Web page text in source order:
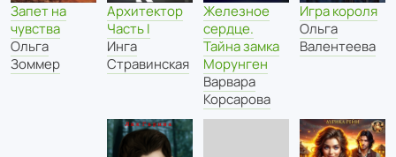
Запет на
чувства
Ольга
Зоммер
Архитектор
Часть I
Инга
Стравинская
Железное
сердце.
Тайна замка
Морунген
Варвара
Корсарова
Игра короля
Ольга
Валентеева